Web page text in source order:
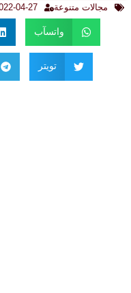
مجالات متنوعة 2022-04-27 20:23:11
واتسآب
تويتر